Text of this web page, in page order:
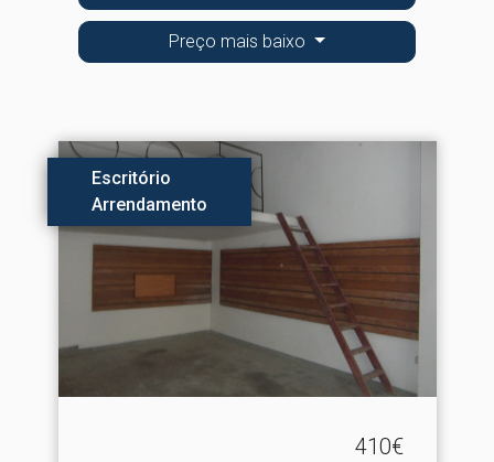
Preço mais baixo
Escritório
Arrendamento
410€